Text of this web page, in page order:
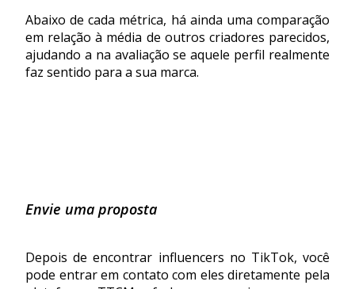
Abaixo de cada métrica, há ainda uma comparação
em relação à média de outros criadores parecidos,
ajudando a na avaliação se aquele perfil realmente
faz sentido para a sua marca.
Envie uma proposta
Depois de encontrar influencers no TikTok, você
pode entrar em contato com eles diretamente pela